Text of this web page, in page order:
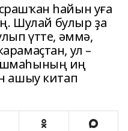
һайын уға
Шулай булыр ҙа
үтте, әммә,
ул –
иң
ашыу китап